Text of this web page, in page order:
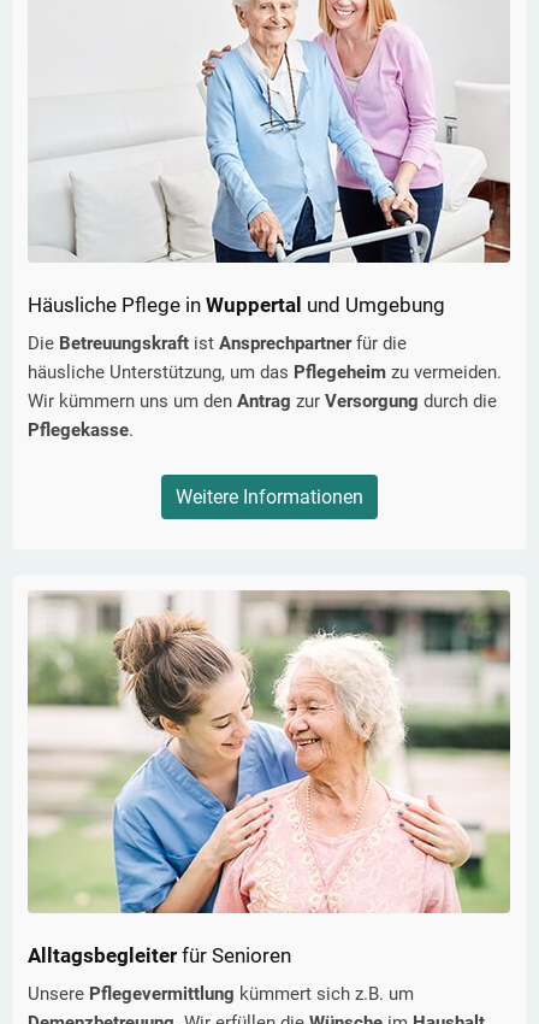
Häusliche Pflege in Wuppertal und Umgebung
Die Betreuungskraft ist Ansprechpartnerfür die
häusliche Unterstützung, um das Pflegeheim zu vermeiden.
Wir kümmern uns um den Antrag zur Versorgung durch die
Pflegekasse.
Weitere Informationen
Alltagsbegleiter für Senioren
Unsere Pflegevermittlung kümmert sich z.B. um